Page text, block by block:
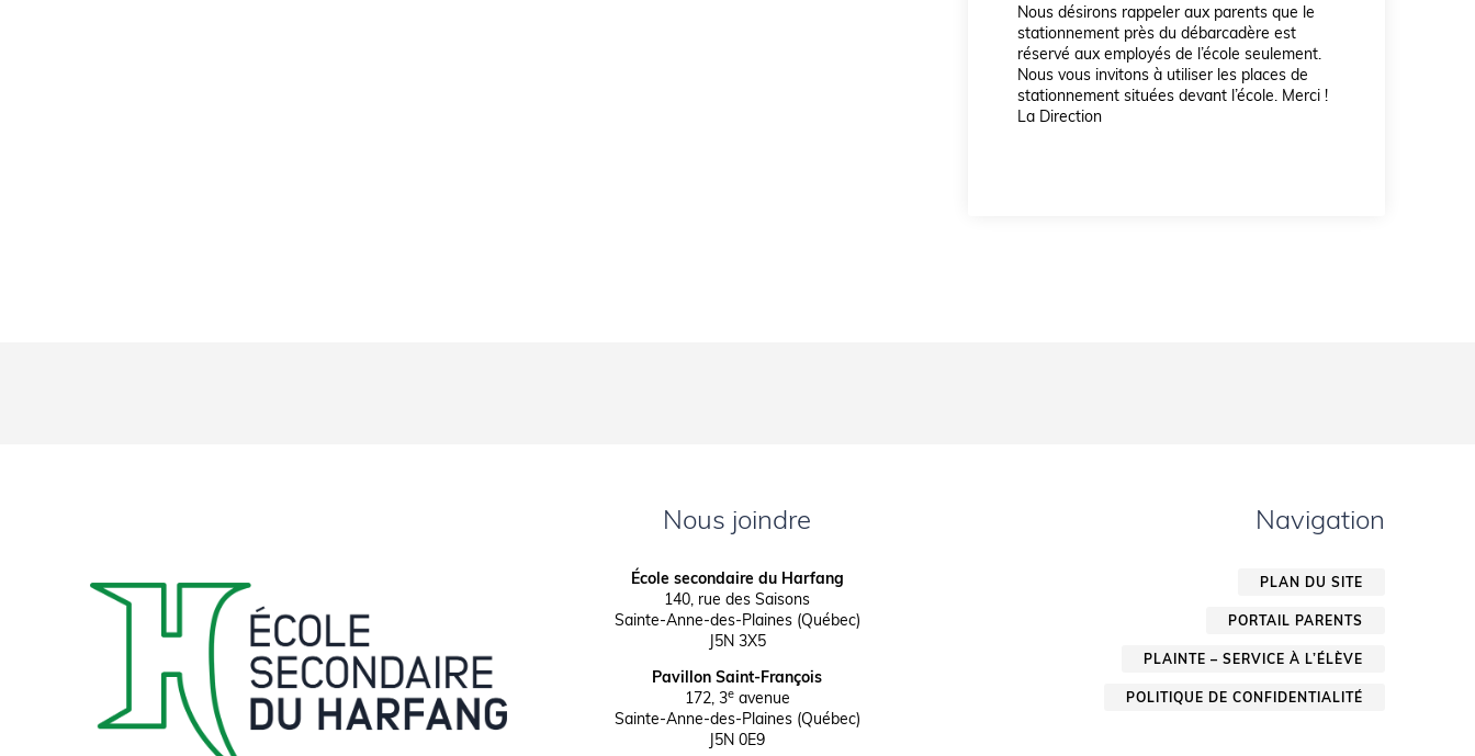
Nous désirons rappeler aux parents que le
stationnement près du débarcadère est
réservé aux employés de l’école seulement.
Nous vous invitons à utiliser les places de
stationnement situées devant l’école. Merci !
La Direction
Nous joindre
École secondaire du Harfang
140, rue des Saisons
Sainte-Anne-des-Plaines (Québec)
J5N 3X5
Pavillon Saint-François
172, 3eavenue
Sainte-Anne-des-Plaines (Québec)
J5N 0E9
Navigation
PLAN DU SITE
PORTAIL PARENTS
PLAINTE – SERVICE À L’ÉLÈVE
POLITIQUE DE CONFIDENTIALITÉ